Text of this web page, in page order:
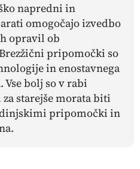
napredni in
omogočajo izvedbo
opravil ob
pripomočki so
in enostavnega
bolj so v rabi
starejše morata biti
pripomočki in